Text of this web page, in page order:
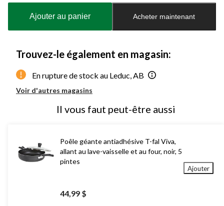
à
Ajouter au panier Acheter maintenant
Trouvez-le également en magasin:
En rupture de stock au Leduc, AB
Voir d'autres magasins
Il vous faut peut-être aussi
Poêle géante antiadhésive T-fal Viva,
allant au lave-vaisselle et au four, noir, 5
pintes
44,99 $
Ajouter